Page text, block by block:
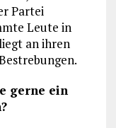
Partei
Leute in
an ihren
gerne ein